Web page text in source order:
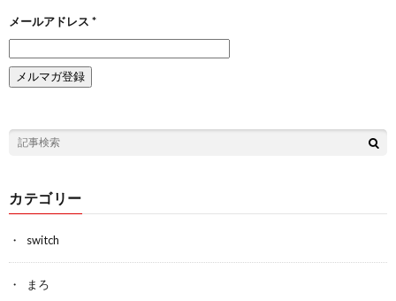
メールアドレス *
カテゴリー
switch
まろ